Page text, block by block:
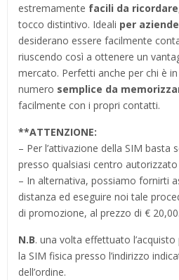
estremamente facili da ricordare
tocco distintivo. Ideali per
desiderano essere facilmente
riuscendo così a ottenere un
mercato. Perfetti anche per chi è
numero semplice da
facilmente con i propri contatti.
**ATTENZIONE:
– Per l’attivazione della SIM basta
presso qualsiasi centro
– In alternativa, possiamo fornirti
distanza ed eseguire noi tale
di promozione, al prezzo di € 20,00.
N.B. una volta effettuato
la SIM fisica presso l’indirizzo
dell’ordine.